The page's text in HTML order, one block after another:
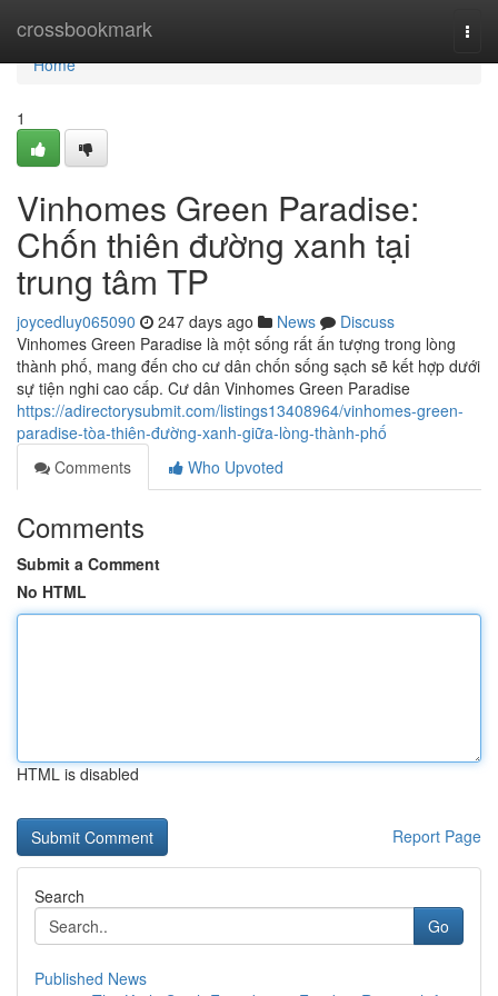
crossbookmark
Home
Home
1
Vinhomes Green Paradise:
Chốn thiên đường xanh tại
trung tâm TP
joycedluy065090 247 days ago News
Discuss
Vinhomes Green Paradise là một sống rất ấn tượng trong lòng
thành phố, mang đến cho cư dân chốn sống sạch sẽ kết hợp dưới
sự tiện nghi cao cấp. Cư dân Vinhomes Green Paradise
https://adirectorysubmit.com/listings13408964/vinhomes-green-
paradise-tòa-thiên-đường-xanh-giữa-lòng-thành-phố
Comments
Who Upvoted
Comments
Submit a Comment
No HTML
HTML is disabled
Report Page
Search
Go
Published News